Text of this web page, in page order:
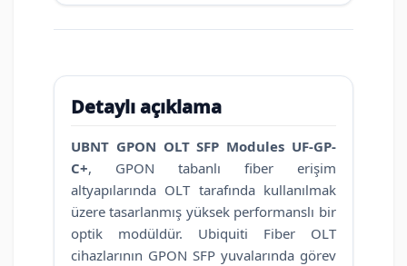
Detaylı açıklama
UBNT GPON OLT SFP Modules UF-GP-
C+, GPON tabanlı fiber erişim
altyapılarında OLT tarafında kullanılmak
üzere tasarlanmış yüksek performanslı bir
optik modüldür. Ubiquiti Fiber OLT
cihazlarının GPON SFP yuvalarında görev